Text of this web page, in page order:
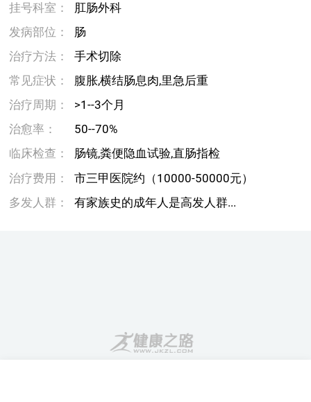
挂号科室：
肛肠外科
发病部位：
肠
治疗方法：
手术切除
常见症状：
腹胀,横结肠息肉,里急后重
治疗周期：
>1--3个月
治愈率：
50--70%
临床检查：
肠镜,粪便隐血试验,直肠指检
治疗费用：
市三甲医院约（10000-50000元）
多发人群：
有家族史的成年人是高发人群...